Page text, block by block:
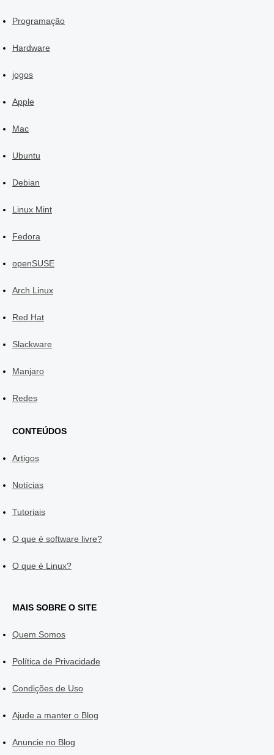
Programação
Hardware
jogos
Apple
Mac
Ubuntu
Debian
Linux Mint
Fedora
openSUSE
Arch Linux
Red Hat
Slackware
Manjaro
Redes
CONTEÚDOS
Artigos
Notícias
Tutoriais
O que é software livre?
O que é Linux?
MAIS SOBRE O SITE
Quem Somos
Política de Privacidade
Condições de Uso
Ajude a manter o Blog
Anuncie no Blog